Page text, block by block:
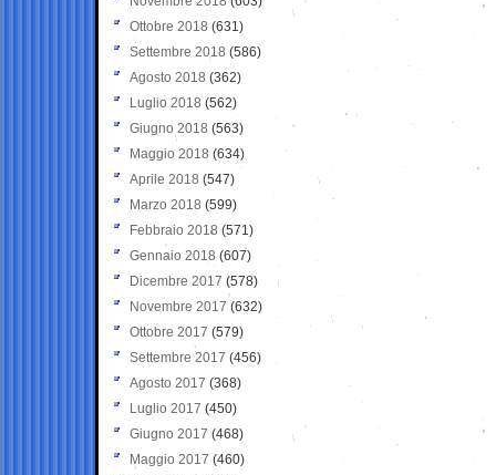
Ottobre 2018 (631)
Settembre 2018 (586)
Agosto 2018 (362)
Luglio 2018 (562)
Giugno 2018 (563)
Maggio 2018 (634)
Aprile 2018 (547)
Marzo 2018 (599)
Febbraio 2018 (571)
Gennaio 2018 (607)
Dicembre 2017 (578)
Novembre 2017 (632)
Ottobre 2017 (579)
Settembre 2017 (456)
Agosto 2017 (368)
Luglio 2017 (450)
Giugno 2017 (468)
Maggio 2017 (460)